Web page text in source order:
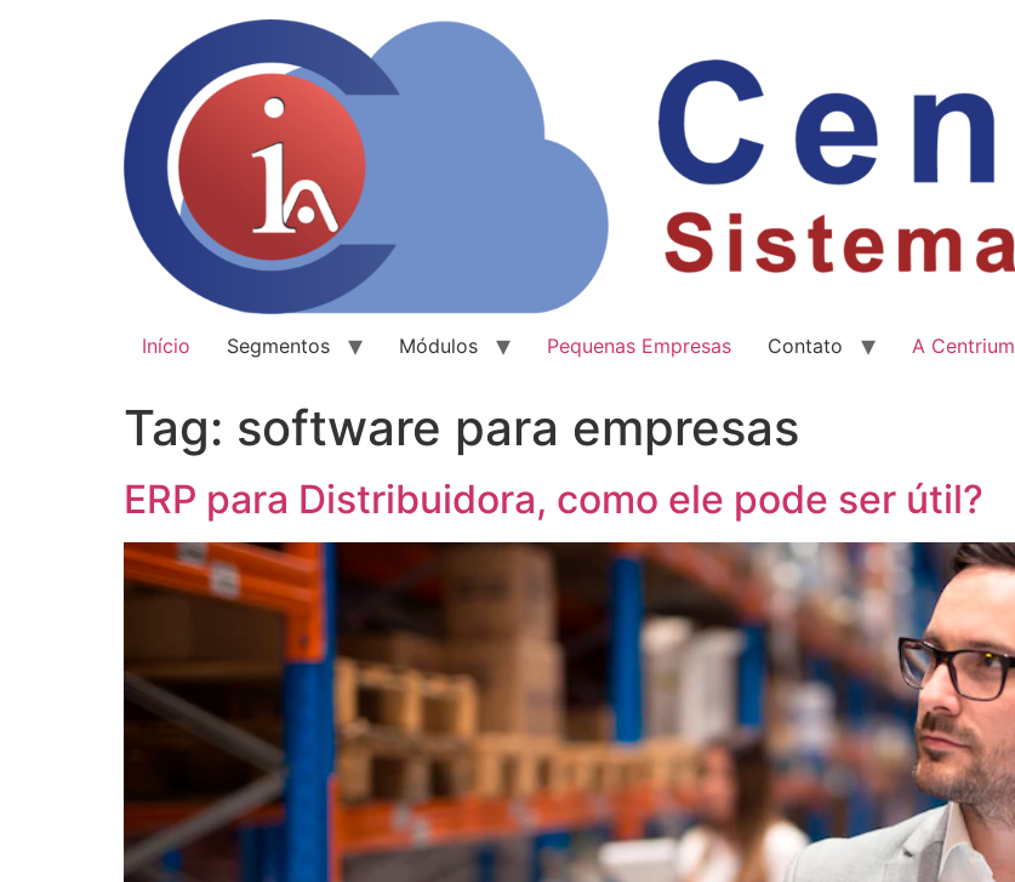
Início Segmentos Módulos Pequenas Empresas Contato A Centrium
Tag: software para empresas
ERP para Distribuidora, como ele pode ser útil?